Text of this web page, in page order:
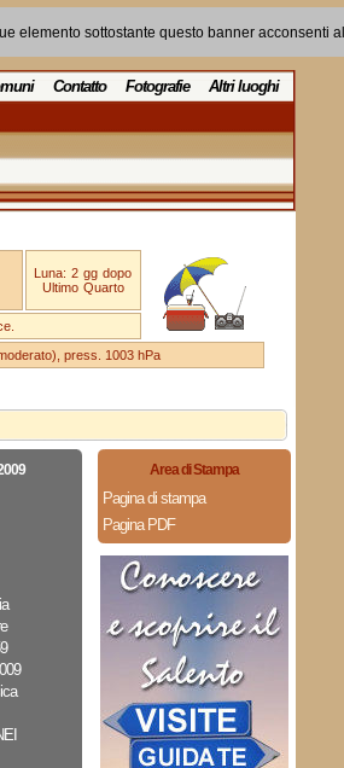
elemento sottostante questo banner acconsenti
Contatto Fotografie Altri luoghi
Luna: 2 gg dopo
Ultimo Quarto
press. 1003 hPa
Area di Stampa
Pagina di stampa
Pagina PDF